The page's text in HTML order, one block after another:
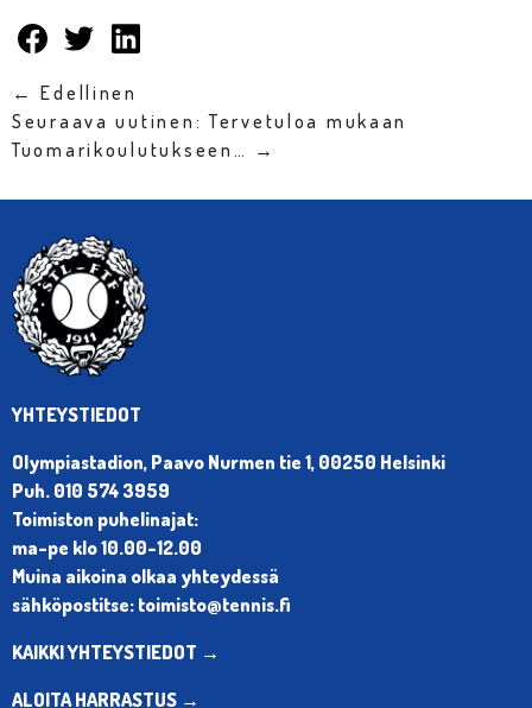
← Edellinen
Seuraava uutinen: Tervetuloa mukaan
Tuomarikoulutukseen… →
YHTEYSTIEDOT
Olympiastadion, Paavo Nurmen tie 1, 00250 Helsinki
Puh. 010 574 3959
Toimiston puhelinajat:
ma-pe klo 10.00-12.00
Muina aikoina olkaa yhteydessä
sähköpostitse: toimisto@tennis.fi
KAIKKI YHTEYSTIEDOT →
ALOITA HARRASTUS →